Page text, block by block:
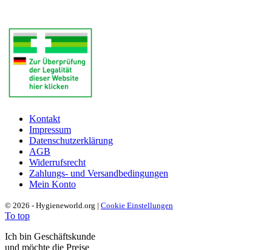
Kontakt
Impressum
Datenschutzerklärung
AGB
Widerrufsrecht
Zahlungs- und Versandbedingungen
Mein Konto
© 2026 - Hygieneworld.org | Cookie Einstellungen
To top
Ich bin Geschäftskunde
und möchte die Preise